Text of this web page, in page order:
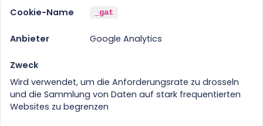
_gat
Google Analytics
Wird verwendet, um die Anforderungsrate zu drosseln
und die Sammlung von Daten auf stark frequentierten
Websites zu begrenzen